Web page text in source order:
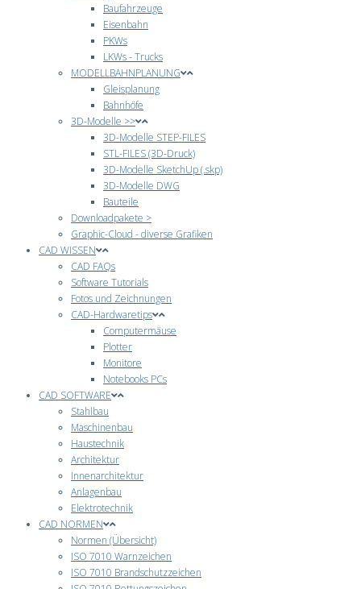
Baufahrzeuge
Eisenbahn
PKWs
LKWs - Trucks
MODELLBAHNPLANUNG
Gleisplanung
Bahnhöfe
3D-Modelle >>
3D-Modelle STEP-FILES
STL-FILES (3D-Druck)
3D-Modelle SketchUp (.skp)
3D-Modelle DWG
Bauteile
Downloadpakete >
Graphic-Cloud - diverse Grafiken
CAD WISSEN
CAD FAQs
Software Tutorials
Fotos und Zeichnungen
CAD-Hardwaretips
Computermäuse
Plotter
Monitore
Notebooks PCs
CAD SOFTWARE
Stahlbau
Maschinenbau
Haustechnik
Architektur
Innenarchitektur
Anlagenbau
Elektrotechnik
CAD NORMEN
Normen (Übersicht)
ISO 7010 Warnzeichen
ISO 7010 Brandschutzzeichen